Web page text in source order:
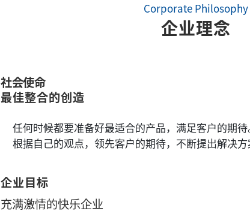
Corporate Philosophy
企业理念
社会使命
最佳整合的创造
任何时候都要准备好最适合的产品，满足客户的期待
根据自己的观点，领先客户的期待，不断提出解决
企业目标
充满激情的快乐企业